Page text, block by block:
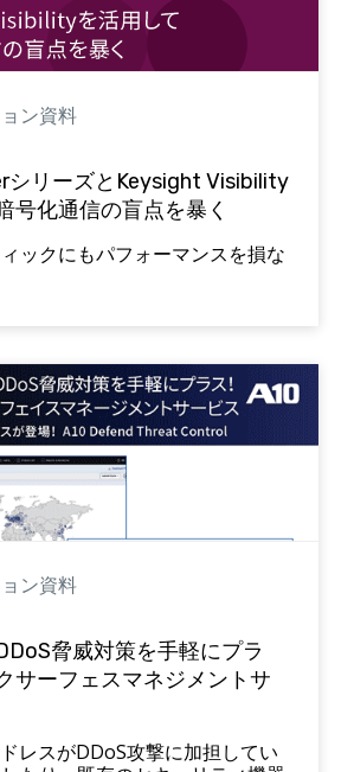
ン資料
シリーズとKeysight Visibility
号化通信の盲点を暴く
ックにもパフォーマンスを損な
ン資料
脅威対策を手軽にプラ
サーフェスマネジメントサ
レスがDDoS攻撃に加担してい